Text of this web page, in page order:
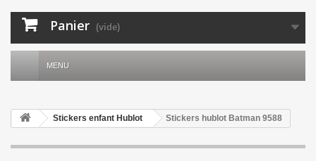
Panier (vide)
MENU
Stickers enfant Hublot Stickers hublot Batman 9588